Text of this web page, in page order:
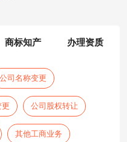
商标知产 办理资质
公司名称变更
公司股权转让
其他工商业务